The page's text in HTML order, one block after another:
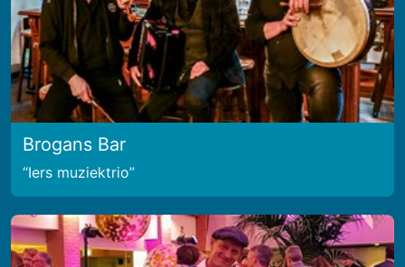
Brogans Bar
Iers muziektrio